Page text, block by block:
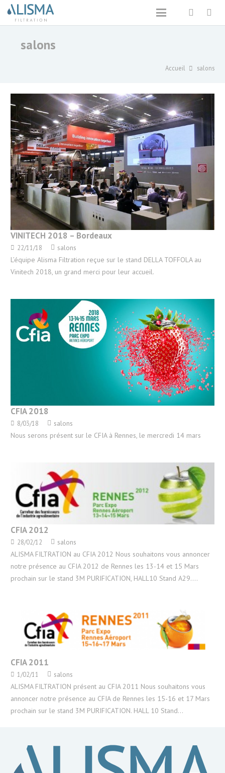
salons
Accueil salons
VINITECH 2018 – Bordeaux
22/11/18
salons
L’équipe Alisma Filtration reçue sur le stand DELLA TOFFOLA au
Vinitech 2018, un grand merci pour leur accueil.
CFIA 2018
8/03/18
salons
Nous serons présent sur le CFIA à Rennes, le mercredi 14 mars
CFIA 2012
28/02/12
salons
ALISMA FILTRATION au CFIA 2012 Nous souhaitons vous annoncer
notre présence au CFIA 2012 de Rennes les 13-14 et 15 Mars
prochain sur le stand 3M PURIFICATION, HALL10 Stand A29.…
CFIA 2011
1/02/11
salons
ALISMA FILTRATION présent au CFIA 2011 Nous souhaitons vous
annoncer notre présence au CFIA de Rennes les 15-16 et 17 Mars
prochain sur le stand 3M PURIFICATION. HALL 10 Stand…